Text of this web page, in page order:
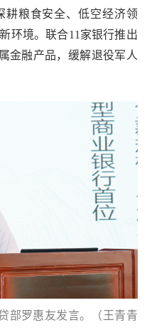
耕粮食安全、低空经济领
环境。联合11家银行推出
金融产品，缓解退役军人
部罗惠友发言。（王青青